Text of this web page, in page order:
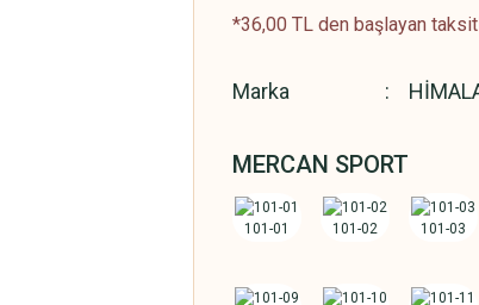
*36,00 TL den başlayan
Marka
MERCAN SPORT